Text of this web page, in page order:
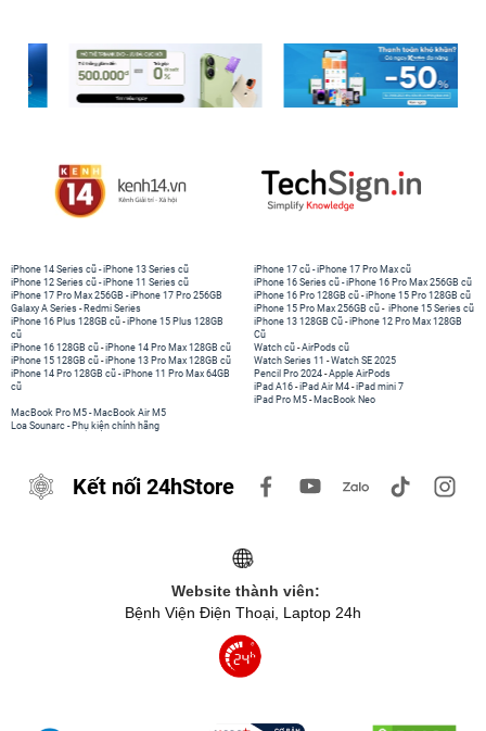
iPhone 14 Series cũ -iPhone 13 Series cũ
iPhone 12 Series cũ -iPhone 11 Series cũ
iPhone 17 Pro Max 256GB -iPhone 17 Pro 256GB
Galaxy A Series - Redmi Series
iPhone 17 cũ -iPhone 17 Pro Max cũ
iPhone 16 Series cũ - iPhone 16 Pro Max 256GB cũ
iPhone 16 Pro 128GB cũ -iPhone 15 Pro 128GB cũ
iPhone 15 Pro Max 256GB cũ - iPhone 15 Series cũ
iPhone 16 Plus 128GB cũ -iPhone 15 Plus 128GB
cũ
iPhone 16 128GB cũ -iPhone 14 Pro Max 128GB cũ
iPhone 15 128GB cũ -iPhone 13 Pro Max 128GB cũ
iPhone 14 Pro 128GB cũ -iPhone 11 Pro Max 64GB
cũ
iPhone 13 128GB Cũ -iPhone 12 Pro Max 128GB
Cũ
Watch cũ -AirPods cũ
Watch Series 11 -Watch SE 2025
Pencil Pro 2024 -Apple AirPods
iPad A16 -iPad Air M4 -iPad mini 7
iPad Pro M5 - MacBook Neo
MacBook Pro M5 - MacBook Air M5
Loa Sounarc - Phụ kiện chính hãng
Kết nối 24hStore
Website thành viên:
Bệnh Viện Điện Thoại, Laptop 24h